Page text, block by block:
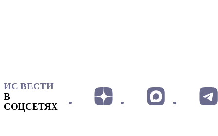
ИС ВЕСТИ
В
СОЦСЕТЯХ